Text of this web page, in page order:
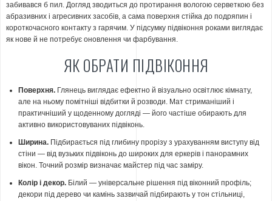
забивався б пил. Догляд зводиться до протирання вологою серветкою без
абразивних і агресивних засобів, а сама поверхня стійка до подряпин і
короткочасного контакту з гарячим. У підсумку підвіконня роками виглядає
як нове й не потребує оновлення чи фарбування.
ЯК ОБРАТИ ПІДВІКОННЯ
Поверхня. Глянець виглядає ефектно й візуально освітлює кімнату,
але на ньому помітніші відбитки й розводи. Мат стриманіший і
практичніший у щоденному догляді — його частіше обирають для
активно використовуваних підвіконь.
Ширина. Підбирається під глибину прорізу з урахуванням виступу від
стіни — від вузьких підвіконь до широких для еркерів і панорамних
вікон. Точний розмір визначає майстер під час заміру.
Колір і декор. Білий — універсальне рішення під віконний профіль;
декори під дерево чи камінь зазвичай підбирають у тон стільниці,